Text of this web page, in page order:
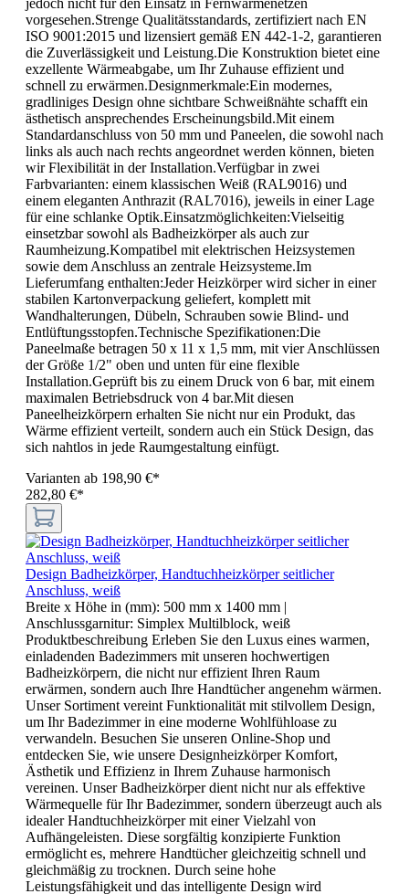
vorgesehen.Strenge Qualitätsstandards, zertifiziert nach EN
ISO 9001:2015 und lizensiert gemäß EN 442-1-2, garantieren
die Zuverlässigkeit und Leistung.Die Konstruktion bietet eine
exzellente Wärmeabgabe, um Ihr Zuhause effizient und
schnell zu erwärmen.Designmerkmale:Ein modernes,
gradliniges Design ohne sichtbare Schweißnähte schafft ein
ästhetisch ansprechendes Erscheinungsbild.Mit einem
Standardanschluss von 50 mm und Paneelen, die sowohl nach
links als auch nach rechts angeordnet werden können, bieten
wir Flexibilität in der Installation.Verfügbar in zwei
Farbvarianten: einem klassischen Weiß (RAL9016) und
einem eleganten Anthrazit (RAL7016), jeweils in einer Lage
für eine schlanke Optik.Einsatzmöglichkeiten:Vielseitig
einsetzbar sowohl als Badheizkörper als auch zur
Raumheizung.Kompatibel mit elektrischen Heizsystemen
sowie dem Anschluss an zentrale Heizsysteme.Im
Lieferumfang enthalten:Jeder Heizkörper wird sicher in einer
stabilen Kartonverpackung geliefert, komplett mit
Wandhalterungen, Dübeln, Schrauben sowie Blind- und
Entlüftungsstopfen.Technische Spezifikationen:Die
Paneelmaße betragen 50 x 11 x 1,5 mm, mit vier Anschlüssen
der Größe 1/2" oben und unten für eine flexible
Installation.Geprüft bis zu einem Druck von 6 bar, mit einem
maximalen Betriebsdruck von 4 bar.Mit diesen
Paneelheizkörpern erhalten Sie nicht nur ein Produkt, das
Wärme effizient verteilt, sondern auch ein Stück Design, das
sich nahtlos in jede Raumgestaltung einfügt.
Varianten ab 198,90 €*
282,80 €*
Design Badheizkörper, Handtuchheizkörper seitlicher
Anschluss, weiß
Breite x Höhe in (mm): 500 mm x 1400 mm |
Anschlussgarnitur: Simplex Multilblock, weiß
Produktbeschreibung Erleben Sie den Luxus eines warmen,
einladenden Badezimmers mit unseren hochwertigen
Badheizkörpern, die nicht nur effizient Ihren Raum
erwärmen, sondern auch Ihre Handtücher angenehm wärmen.
Unser Sortiment vereint Funktionalität mit stilvollem Design,
um Ihr Badezimmer in eine moderne Wohlfühloase zu
verwandeln. Besuchen Sie unseren Online-Shop und
entdecken Sie, wie unsere Designheizkörper Komfort,
Ästhetik und Effizienz in Ihrem Zuhause harmonisch
vereinen. Unser Badheizkörper dient nicht nur als effektive
Wärmequelle für Ihr Badezimmer, sondern überzeugt auch als
idealer Handtuchheizkörper mit einer Vielzahl von
Aufhängeleisten. Diese sorgfältig konzipierte Funktion
ermöglicht es, mehrere Handtücher gleichzeitig schnell und
gleichmäßig zu trocknen. Durch seine hohe
Leistungsfähigkeit und das intelligente Design wird